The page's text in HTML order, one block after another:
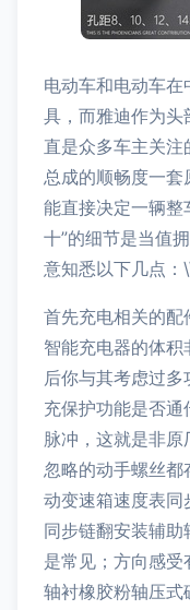
电动车和电动车
具，而雅迪作为头
直是众多车主关
总成的顺畅度一套
能直接决定一辆整
十”的细节是当值
意知悉以下几点：
首先充电相关的
智能充电器的体
后你与其考虑过
充保护功能是否
脉冲，这就是非
忽略的动手螺丝都
动变速箱速度表同
同步链翻安装辅
是常见；方向感
轴衬橡胶粉轴压